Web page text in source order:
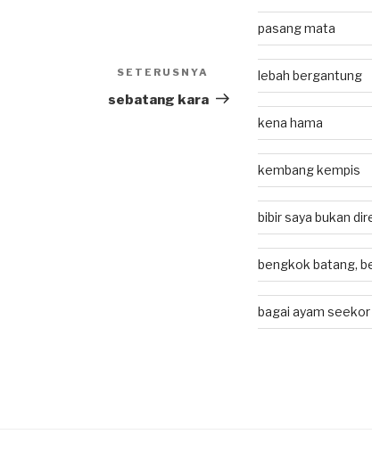
Post
SETERUSNYA
sebatang kara
pasang mata
lebah bergantung
kena hama
kembang kempis
bibir saya bukan
bengkok batang,
bagai ayam